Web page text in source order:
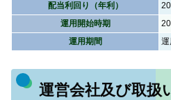
配当利回り（年利）
運用開始時期
運用期間
運営会社及び取扱